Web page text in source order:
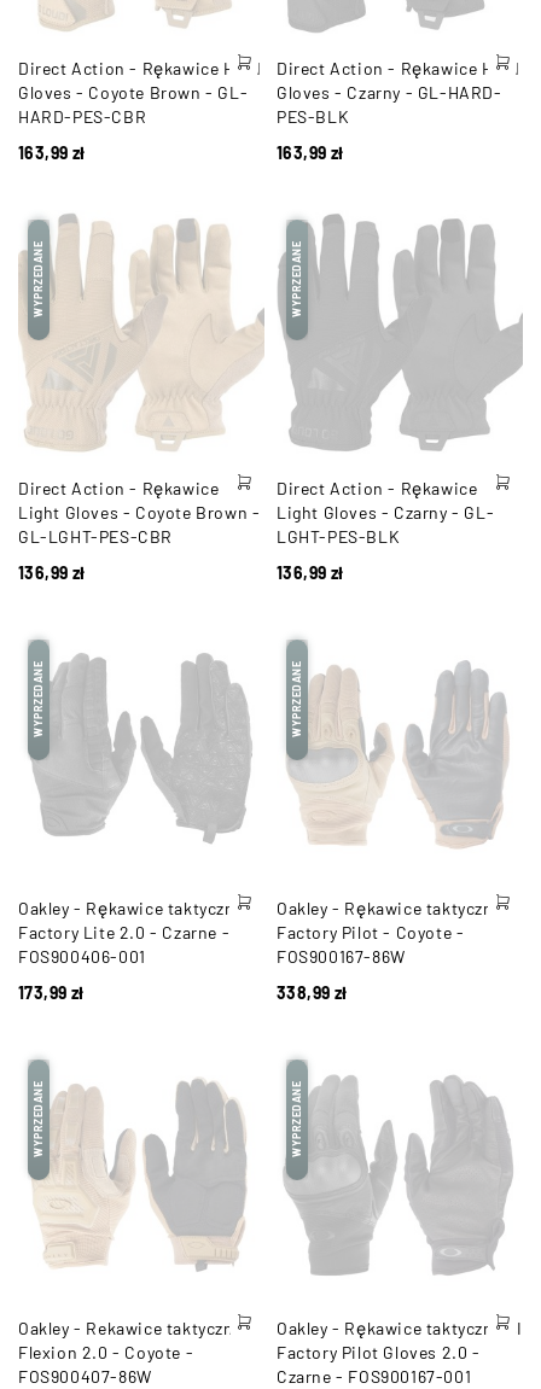
Direct Action - Rękawice Hard
Gloves - Coyote Brown - GL-
HARD-PES-CBR
163,99 zł
Direct Action - Rękawice Hard
Gloves - Czarny - GL-HARD-
PES-BLK
163,99 zł
WYPRZEDANE
Direct Action - Rękawice
Light Gloves - Coyote Brown -
GL-LGHT-PES-CBR
136,99 zł
WYPRZEDANE
Direct Action - Rękawice
Light Gloves - Czarny - GL-
LGHT-PES-BLK
136,99 zł
WYPRZEDANE
Oakley - Rękawice taktyczne
Factory Lite 2.0 - Czarne -
FOS900406-001
173,99 zł
WYPRZEDANE
Oakley - Rękawice taktyczne
Factory Pilot - Coyote -
FOS900167-86W
338,99 zł
WYPRZEDANE
Oakley - Rekawice taktyczne
Flexion 2.0 - Coyote -
FOS900407-86W
WYPRZEDANE
Oakley - Rękawice taktyczne SI
Factory Pilot Gloves 2.0 -
Czarne - FOS900167-001